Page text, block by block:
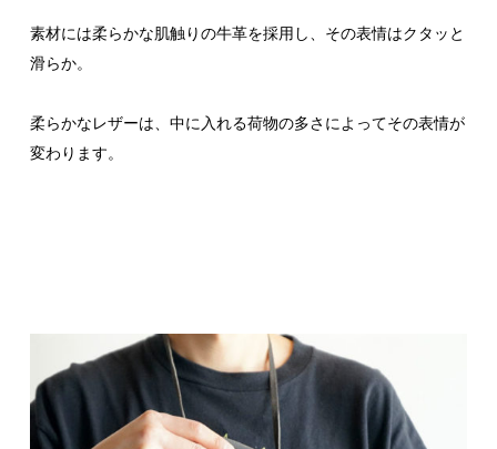
素材には柔らかな肌触りの牛革を採用し、その表情はクタッと
滑らか。
柔らかなレザーは、中に入れる荷物の多さによってその表情が
変わります。